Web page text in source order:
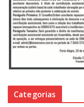
Categorias